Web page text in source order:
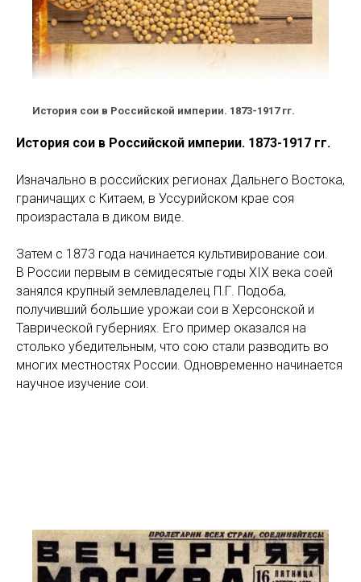
История сои в Российской империи. 1873-1917 гг.
История сои в Российской империи. 1873-1917 гг.
Изначально в российских регионах Дальнего Востока,
граничащих с Китаем, в Уссурийском крае соя
произрастала в диком виде.
Затем с 1873 года начинается культивирование сои.
В России первым в семидесятые годы XIX века соей
занялся крупный землевладелец П.Г. Подоба,
получивший большие урожаи сои в Херсонской и
Таврической губерниях. Его пример оказался на
столько убедительным, что сою стали разводить во
многих местностях России. Одновременно начинается
научное изучение сои.